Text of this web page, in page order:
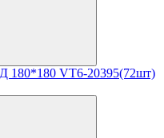
180*180 VT6-20395(72шт)